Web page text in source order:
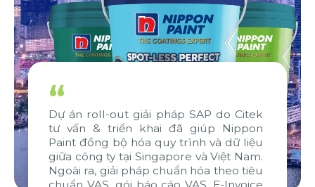
giải pháp SAP do Citek
khai đã giúp Nippon
bộ hóa quy trình và dữ liệu
tại Singapore và Việt Nam.
pháp chuẩn hóa theo tiêu
Chúng tôi rất
dự án và có
đáp ứng các
nỗ lực phối
biệt từ WBG